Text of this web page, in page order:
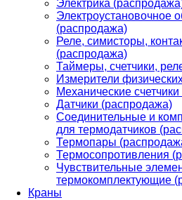
Электрика
Электроустановочное
(распродажа)
Реле, симисторы,
(распродажа)
Таймеры, счетчики,
Измерители
Механические
Датчики (распродажа)
Соединительные и
для термодатчиков
Термопары
Термосопротивления
Чувствительные
термокомплектующие
Краны